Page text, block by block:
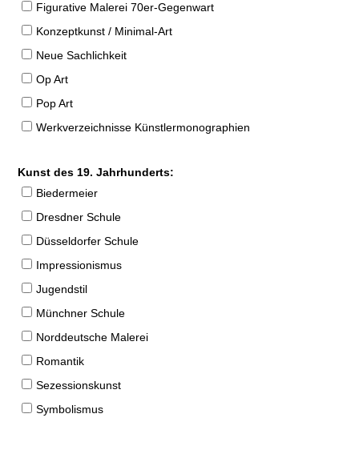
Figurative Malerei 70er-Gegenwart
Konzeptkunst / Minimal-Art
Neue Sachlichkeit
Op Art
Pop Art
Werkverzeichnisse Künstlermonographien
Kunst des 19. Jahrhunderts:
Biedermeier
Dresdner Schule
Düsseldorfer Schule
Impressionismus
Jugendstil
Münchner Schule
Norddeutsche Malerei
Romantik
Sezessionskunst
Symbolismus